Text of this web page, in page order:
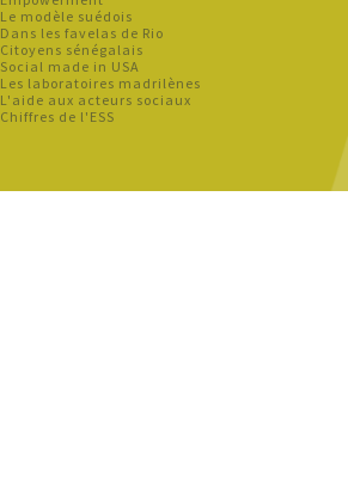
Le modèle suédois
Dans les favelas de Rio
Citoyens sénégalais
Social made in USA
Les laboratoires madrilènes
L'aide aux acteurs sociaux
Chiffres de l'ESS